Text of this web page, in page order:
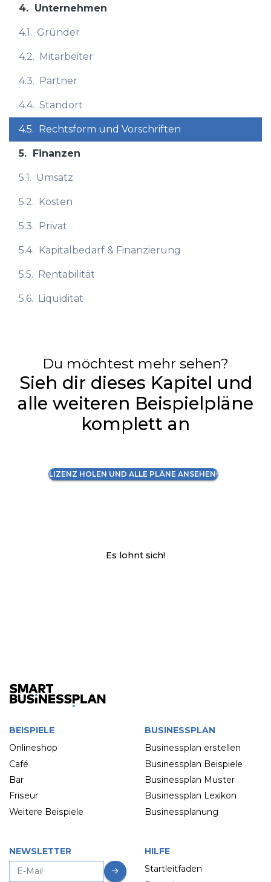
4. Unternehmen
4.1. Gründer
4.2. Mitarbeiter
4.3. Partner
4.4. Standort
4.5. Rechtsform und Vorschriften
5. Finanzen
5.1. Umsatz
5.2. Kosten
5.3. Privat
5.4. Kapitalbedarf & Finanzierung
5.5. Rentabilität
5.6. Liquidität
Du möchtest mehr sehen?
Sieh dir dieses Kapitel und
alle weiteren Beispielpläne
komplett an
LIZENZ HOLEN UND ALLE PLÄNE ANSEHEN!
Es lohnt sich!
BEISPIELE
Onlineshop
Café
Bar
Friseur
Weitere Beispiele
BUSINESSPLAN
Businessplan erstellen
Businessplan Beispiele
Businessplan Muster
Businessplan Lexikon
Businessplanung
NEWSLETTER
HILFE
Startleitfaden